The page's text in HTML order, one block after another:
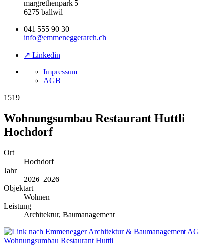
margrethenpark 5
6275 ballwil
041 555 90 30
info@emmeneggerarch.ch
↗ Linkedin
Impressum
AGB
1519
Wohnungsumbau Restaurant Huttli
Hochdorf
Ort
Hochdorf
Jahr
2026–2026
Objektart
Wohnen
Leistung
Architektur, Baumanagement
Wohnungsumbau Restaurant Huttli